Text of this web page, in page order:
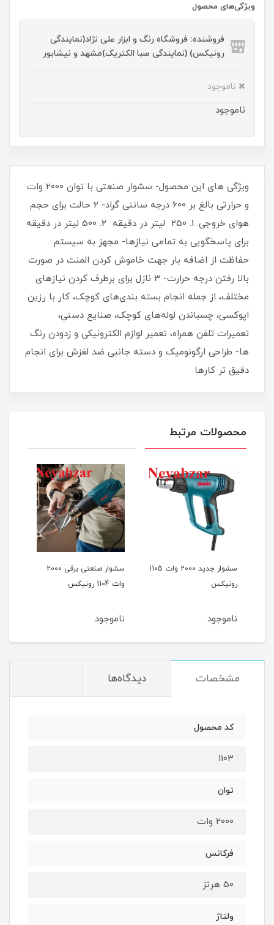
ویژگی‌های محصول
فروشنده: فروشگاه رنگ و ابزار علی نژاد(نمایندگی
رونیکس) (نمایندگی صبا الکتریک)مشهد و نیشابور
ناموجود
ناموجود
ویژگی های این محصول- سشوار صنعتی با توان 2000 وات
و حرارتی بالغ بر 600 درجه سانتی گراد- 2 حالت برای حجم
هوای خروجی: 1. 250 لیتر در دقیقه 2. 500 لیتر در دقیقه
برای پاسخگویی به تمامی نیازها- مجهز به سیستم
حفاظت از اضافه بار جهت خاموش کردن المنت در صورت
بالا رفتن درجه حرارت- 3 نازل برای برطرف کردن نیازهای
مختلف، از جمله انجام بسته‌ بندی‌های کوچک، کار با رزین
اپوکسی، چسباندن لوله‌های کوچک، صنایع دستی،
تعمیرات تلفن همراه، تعمیر لوازم الکترونیکی و زدودن رنگ
ها- طراحی ارگونومیک و دسته جانبی ضد لغزش برای انجام
دقیق تر کارها
محصولات مرتبط
سشوار جدید 2000 وات 1105
رونیکس
ناموجود
سشوار صنعتی برقی 2000
وات 1104 رونیکس
ناموجود
مشخصات دیدگاه‌ها
کد محصول
1103
توان
2000 وات
فرکانس
50 هرتز
ولتاژ